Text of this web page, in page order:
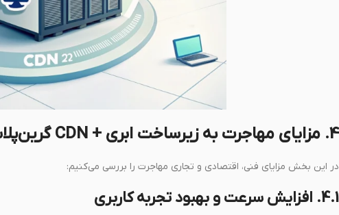
4. مزایای مهاجرت به زیرساخت ابری + CDN گرین‌پلاس
در این بخش مزایای فنی، اقتصادی و تجاری مهاجرت را بررسی می‌کنیم:
4.1. افزایش سرعت و بهبود تجربه کاربری